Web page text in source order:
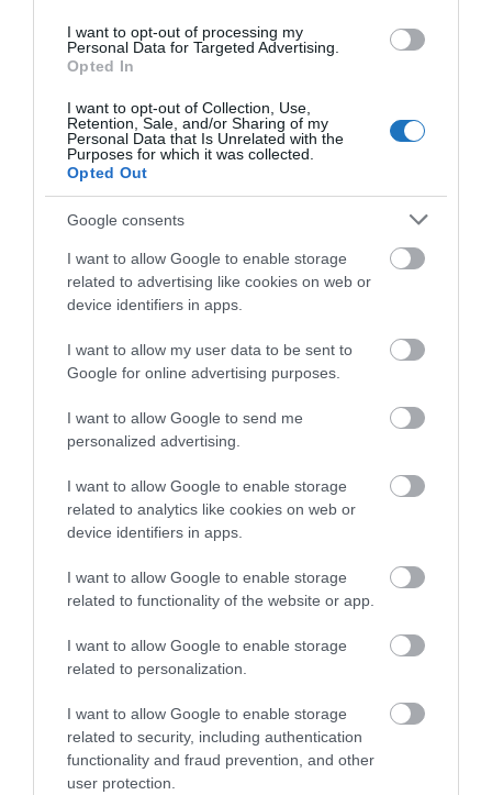
I want to opt-out of processing my
Personal Data for Targeted Advertising.
Opted In
I want to opt-out of Collection, Use,
Retention, Sale, and/or Sharing of my
Personal Data that Is Unrelated with the
Purposes for which it was collected.
Opted Out
Google consents
I want to allow Google to enable storage
related to advertising like cookies on web or
device identifiers in apps.
I want to allow my user data to be sent to
Google for online advertising purposes.
I want to allow Google to send me
personalized advertising.
I want to allow Google to enable storage
related to analytics like cookies on web or
device identifiers in apps.
I want to allow Google to enable storage
related to functionality of the website or app.
I want to allow Google to enable storage
related to personalization.
I want to allow Google to enable storage
related to security, including authentication
functionality and fraud prevention, and other
user protection.
MINDEN TURISZTIKAI TÉRSÉGBEN NŐTT A
VENDÉGEK SZÁMA OKTÓBERBEN
írtaPolisor Bettina
2025 októberében a turisztikai (kereskedelmi, magán-
és egyéb) szálláshelyeken közel 1,7 millió vendég
3,8 millió vendégéjszakát töltött el. A vendégek
száma 11, a vendégéjszakáké 10%-kal több volt
egy évvel korábbinál, amelyhez az október 23-ai
ünnepnaphoz kötődő hosszú hétvége is hozzájárult.
2025. január–októberben a turisztikai szálláshelyekre